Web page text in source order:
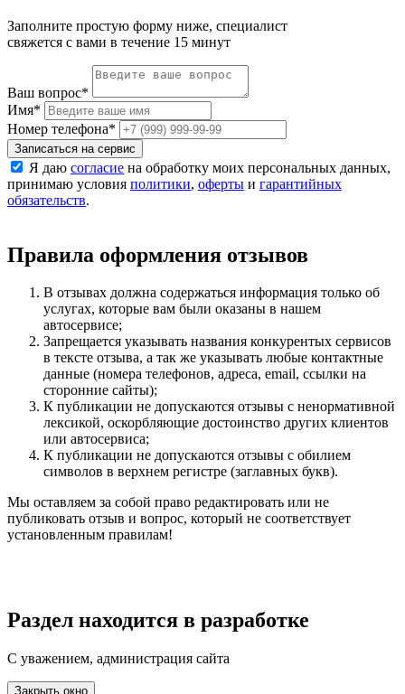
Заполните простую форму ниже, специалист
свяжется с вами в течение 15 минут
Ваш вопрос*
Имя*
Номер телефона*
Записаться на сервис
Я даю согласие на обработку моих персональных данных,
принимаю условия политики, оферты и гарантийных
обязательств.
Правила оформления отзывов
В отзывах должна содержаться информация только об
услугах, которые вам были оказаны в нашем
автосервисе;
Запрещается указывать названия конкурентых сервисов
в тексте отзыва, а так же указывать любые контактные
данные (номера телефонов, адреса, email, ссылки на
сторонние сайты);
К публикации не допускаются отзывы с ненормативной
лексикой, оскорбляющие достоинство других клиентов
или автосервиса;
К публикации не допускаются отзывы с обилием
символов в верхнем регистре (заглавных букв).
Мы оставляем за собой право редактировать или не
публиковать отзыв и вопрос, который не соответствует
установленным правилам!
Раздел находится в разработке
С уважением, администрация сайта
Закрыть окно